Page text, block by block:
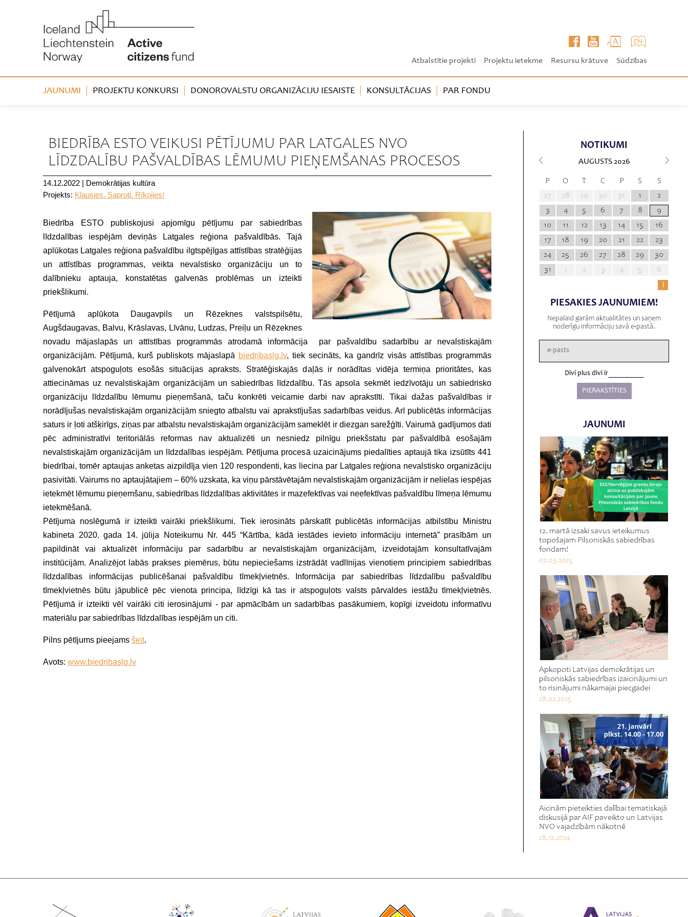
Atbalstītie projekti Projektu ietekme Resursu krātuve Sūdzības
JAUNUMI PROJEKTU KONKURSI DONOROVALSTU ORGANIZĀCIJU IESAISTE KONSULTĀCIJAS PAR FONDU
BIEDRĪBA ESTO VEIKUSI PĒTĪJUMU PAR LATGALES NVO
LĪDZDALĪBU PAŠVALDĪBAS LĒMUMU PIEŅEMŠANAS PROCESOS
14.12.2022 | Demokrātijas kultūra
Projekts: Klausies. Saproti. Rīkojies!
Biedrība ESTO publiskojusi apjomīgu pētījumu par sabiedrības
līdzdalības iespējām deviņās Latgales reģiona pašvaldībās. Tajā
aplūkotas Latgales reģiona pašvaldību ilgtspējīgas attīstības stratēģijas
un attīstības programmas, veikta nevalstisko organizāciju un to
dalībnieku aptauja, konstatētas galvenās problēmas un izteikti
priekšlikumi.
Pētījumā aplūkota Daugavpils un Rēzeknes valstspilsētu,
Augšdaugavas, Balvu, Krāslavas, Līvānu, Ludzas, Preiļu un Rēzeknes
novadu mājaslapās un attīstības programmās atrodamā informācija par pašvaldību sadarbību ar nevalstiskajām
organizācijām. Pētījumā, kurš publiskots mājaslapā biedribaslg.lv, tiek secināts, ka gandrīz visās attīstības programmās
galvenokārt atspoguļots esošās situācijas apraksts. Stratēģiskajās daļās ir norādītas vidēja termiņa prioritātes, kas
attiecināmas uz nevalstiskajām organizācijām un sabiedrības līdzdalību. Tās apsola sekmēt iedzīvotāju un sabiedrisko
organizāciju līdzdalību lēmumu pieņemšanā, taču konkrēti veicamie darbi nav aprakstīti. Tikai dažas pašvaldības ir
norādījušas nevalstiskajām organizācijām sniegto atbalstu vai aprakstījušas sadarbības veidus. Arī publicētās informācijas
saturs ir ļoti atšķirīgs, ziņas par atbalstu nevalstiskajām organizācijām sameklēt ir diezgan sarežģīti. Vairumā gadījumos dati
pēc administratīvi teritoriālās reformas nav aktualizēti un nesniedz pilnīgu priekšstatu par pašvaldībā esošajām
nevalstiskajām organizācijām un līdzdalības iespējām. Pētījuma procesā uzaicinājums piedalīties aptaujā tika izsūtīts 441
biedrībai, tomēr aptaujas anketas aizpildīja vien 120 respondenti, kas liecina par Latgales reģiona nevalstisko organizāciju
pasivitāti. Vairums no aptaujātajiem – 60% uzskata, ka viņu pārstāvētajām nevalstiskajām organizācijām ir nelielas iespējas
ietekmēt lēmumu pieņemšanu, sabiedrības līdzdalības aktivitātes ir mazefektīvas vai neefektīvas pašvaldību līmeņa lēmumu
ietekmēšanā.
Pētījuma noslēgumā ir izteikti vairāki priekšlikumi. Tiek ierosināts pārskatīt publicētās informācijas atbilstību Ministru
kabineta 2020. gada 14. jūlija Noteikumu Nr. 445 “Kārtība, kādā iestādes ievieto informāciju internetā” prasībām un
papildināt vai aktualizēt informāciju par sadarbību ar nevalstiskajām organizācijām, izveidotajām konsultatīvajām
institūcijām. Analizējot labās prakses piemērus, būtu nepieciešams izstrādāt vadlīnijas vienotiem principiem sabiedrības
līdzdalības informācijas publicēšanai pašvaldību tīmekļvietnēs. Informācija par sabiedrības līdzdalību pašvaldību
tīmekļvietnēs būtu jāpublicē pēc vienota principa, līdzīgi kā tas ir atspoguļots valsts pārvaldes iestāžu tīmekļvietnēs.
Pētījumā ir izteikti vēl vairāki citi ierosinājumi - par apmācībām un sadarbības pasākumiem, kopīgi izveidotu informatīvu
materiālu par sabiedrības līdzdalības iespējām un citi.
Pilns pētījums pieejams šeit.
Avots: www.biedribaslg.lv
NOTIKUMI
AUGUSTS 2026
P O T C P S
S
27
28 29 30 31 1
2
3
4 5 6 7 8
9
10
11 12 13 14 15
16
17
18 19 20 21 22
23
24
25 26 27 28 29
30
31
1 2 3 4 5
6
i
PIESAKIES JAUNUMIEM!
Nepalaid garām aktualitātes un saņem
noderīgu informāciju savā e-pastā.
Divi plus divi ir
JAUNUMI
12. martā izsaki savus ieteikumus
topošajam Pilsoniskās sabiedrības
fondam!
07.03.2025
Apkopoti Latvijas demokrātijas un
pilsoniskās sabiedrības izaicinājumi un
to risinājumi nākamajai piecgadei
28.02.2025
Aicinām pieteikties dalībai tematiskajā
diskusijā par AIF paveikto un Latvijas
NVO vajadzībām nākotnē
28.12.2024